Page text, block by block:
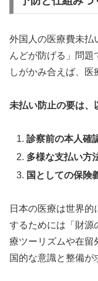
外国人の医療費未払
んどが防げる」問題
しがかみ合えば、医
未払い防止の要は、
診察前の本人確
多様な支払い方
国としての保険
日本の医療は世界
するためには「財源
療ツーリズムや在留
国的な意識と整備が